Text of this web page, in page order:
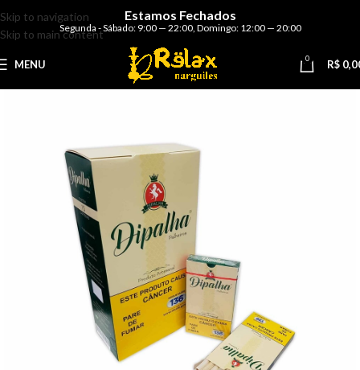
Skip to navigation
Skip to main content
Estamos Fechados
Segunda - Sábado: 9:00 — 22:00, Domingo: 12:00 — 20:00
MENU 0 R$